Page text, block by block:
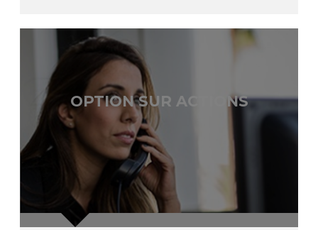
OPTION SUR ACTIONS